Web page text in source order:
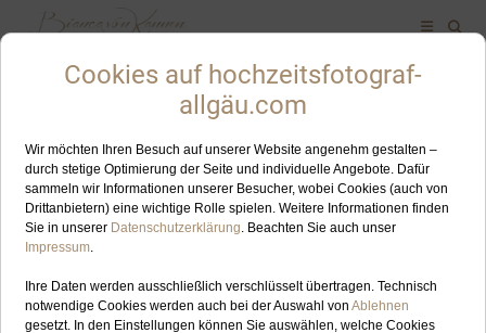
ALLES ZUM SCHLAGWORT: FÜSSEN FOTOGRAFIN